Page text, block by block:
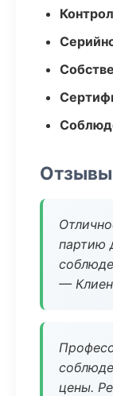
Отзывы
партию
—
цены.